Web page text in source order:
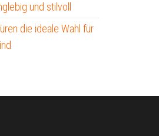
und stilvoll
die ideale Wahl für